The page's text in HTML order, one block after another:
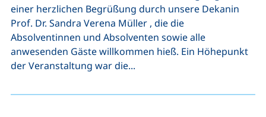
einer herzlichen Begrüßung durch unsere Dekanin
Prof. Dr. Sandra Verena Müller , die die
Absolventinnen und Absolventen sowie alle
anwesenden Gäste willkommen hieß. Ein Höhepunkt
der Veranstaltung war die...